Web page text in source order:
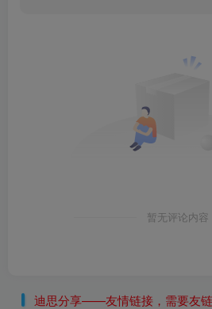
暂无评论内容
迪思分享——友情链接，需要友